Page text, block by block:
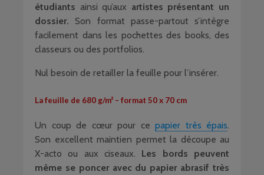
étudiants ainsi qu’aux artistes présentant un
dossier. Son format passe-partout s’intègre
facilement dans les pochettes des books, des
classeurs ou des portfolios.
Nul besoin de retailler la feuille pour l’insérer.
La feuille de 680 g/m² – format 50 x 70 cm
Un coup de cœur pour ce papier très épais
Son excellent maintien permet la découpe au
X-acto ou aux ciseaux. Les bords peuvent
même se poncer avec du papier abrasif très